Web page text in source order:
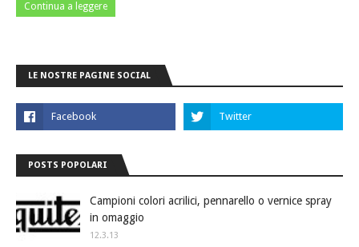
Continua a leggere
LE NOSTRE PAGINE SOCIAL
POSTS POPOLARI
Campioni colori acrilici, pennarello o vernice spray
in omaggio
12.3.13